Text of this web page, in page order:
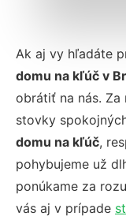
Ak aj vy hľadáte
domu na kľúč v
obrátiť na nás. Za
stovky
domu na kľúč,
pohybujeme už
ponúkame za
vás aj v prípade